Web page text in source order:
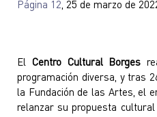
Página 12, 25 de marzo de
El Centro Cultural Borges
programación diversa, y tras
la Fundación de las Artes, el
relanzar su propuesta